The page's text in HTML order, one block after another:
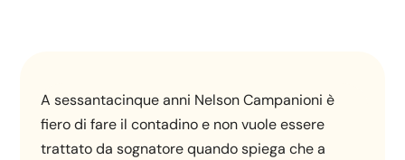
A sessantacinque anni Nelson Campanioni è
fiero di fare il contadino e non vuole essere
trattato da sognatore quando spiega che a